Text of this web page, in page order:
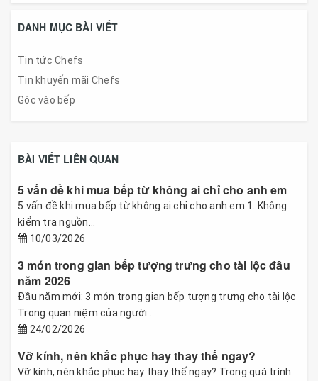
DANH MỤC BÀI VIẾT
Tin tức Chefs
Tin khuyến mãi Chefs
Góc vào bếp
BÀI VIẾT LIÊN QUAN
5 vấn đề khi mua bếp từ không ai chỉ cho anh em
5 vấn đề khi mua bếp từ không ai chỉ cho anh em 1. Không
kiểm tra nguồn...
10/03/2026
3 món trong gian bếp tượng trưng cho tài lộc đầu
năm 2026
Đầu năm mới: 3 món trong gian bếp tượng trưng cho tài lộc
Trong quan niệm của người...
24/02/2026
Vỡ kính, nên khắc phục hay thay thế ngay?
Vỡ kính, nên khắc phục hay thay thế ngay? Trong quá trình